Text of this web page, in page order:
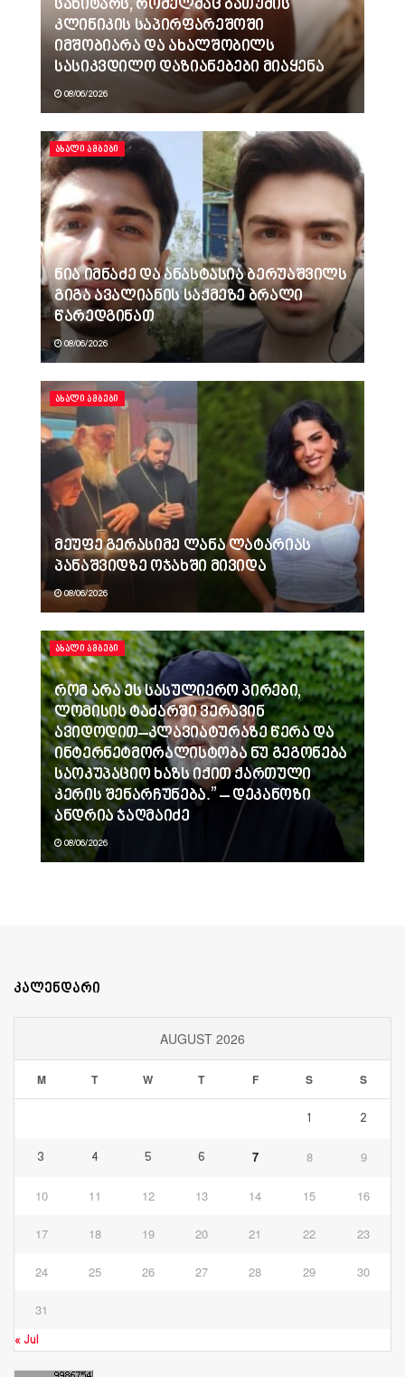
სანიტარს, რომელმაც ბათუმის
კლინიკის საპირფარეშოში
იმშობიარა და ახალშობილს
სასიკვდილო დაზიანებები მიაყენა
08/06/2026
ᲐᲮᲐᲚᲘ ᲐᲛᲑᲔᲑᲘ
ნია იმნაძე და ანასტასია ბერუაშვილს
გიგა ავალიანის საქმეზე ბრალი
წარედგინათ
08/06/2026
ᲐᲮᲐᲚᲘ ᲐᲛᲑᲔᲑᲘ
მეუფე გერასიმე ლანა ლატარიას
პანაშვიდზე ოჯახში მივიდა
08/06/2026
ᲐᲮᲐᲚᲘ ᲐᲛᲑᲔᲑᲘ
რომ არა ეს სასულიერო პირები,
ლომისის ტაძარში ვერავინ
ავიდოდით–კლავიატურაზე წერა და
ინტერნეტმორალისტობა ნუ გეგონება
საოკუპაციო ხაზს იქით ქართული
კერის შენარჩუნება.” – დეკანოზი
ანდრია ჯაღმაიძე
08/06/2026
კალენდარი
AUGUST 2026
M T W T F S S
1 2
3 4 5 6 7 8 9
10 11 12 13 14 15 16
17 18 19 20 21 22 23
24 25 26 27 28 29 30
31
« Jul